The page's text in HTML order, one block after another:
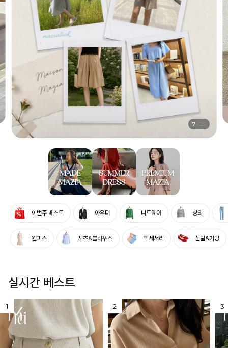
8 /25
이번주 베스트 아우터 니트웨어 상의
원피스 셔츠&블라우스 액세서리 신발&가방
실시간 베스트